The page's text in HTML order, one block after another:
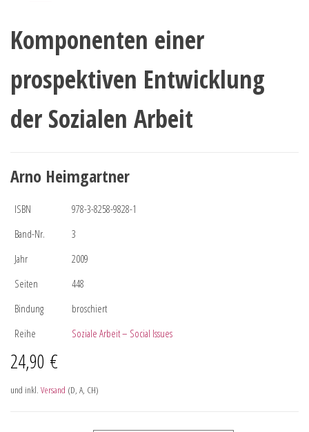
Komponenten einer
prospektiven Entwicklung
der Sozialen Arbeit
Arno Heimgartner
ISBN
978-3-8258-9828-1
Band-Nr.
3
Jahr
2009
Seiten
448
Bindung
broschiert
Reihe
Soziale Arbeit – Social Issues
24,90 €
und inkl. Versand (D, A, CH)